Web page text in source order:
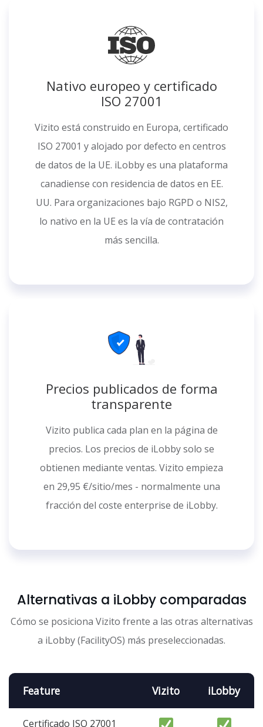
Nativo europeo y certificado
ISO 27001
Vizito está construido en Europa, certificado
ISO 27001 y alojado por defecto en centros
de datos de la UE. iLobby es una plataforma
canadiense con residencia de datos en EE.
UU. Para organizaciones bajo RGPD o NIS2,
lo nativo en la UE es la vía de contratación
más sencilla.
Precios publicados de forma
transparente
Vizito publica cada plan en la página de
precios. Los precios de iLobby solo se
obtienen mediante ventas. Vizito empieza
en 29,95 €/sitio/mes - normalmente una
fracción del coste enterprise de iLobby.
Alternativas a iLobby comparadas
Cómo se posiciona Vizito frente a las otras alternativas
a iLobby (FacilityOS) más preseleccionadas.
Feature Vizito iLobby
Certificado ISO 27001